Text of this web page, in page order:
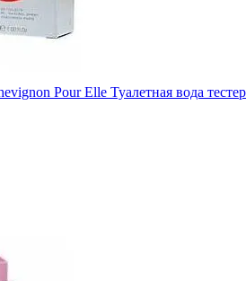
Pour Elle Туалетная вода